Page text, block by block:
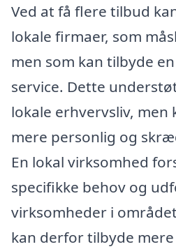
Ved at få flere tilbud
lokale firmaer, som
men som kan tilbyde
service. Dette
lokale erhvervsliv, men
mere personlig og
En lokal virksomhed
specifikke behov og
virksomheder i
kan derfor tilbyde